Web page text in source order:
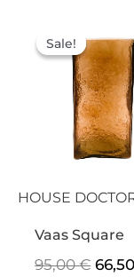
Sale!
HOUSE
Sale!
Vaas Square
95,00€
hind
oli:
95,00